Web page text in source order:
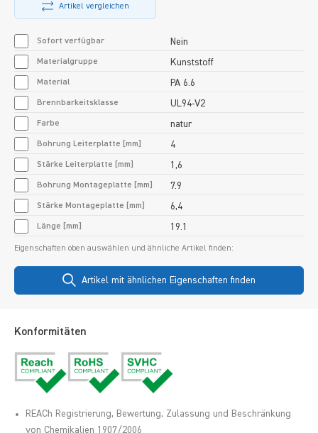
Artikel vergleichen
Sofort verfügbar Nein
Materialgruppe Kunststoff
Material PA 6.6
Brennbarkeitsklasse UL94-V2
Farbe natur
Bohrung Leiterplatte [mm] 4
Stärke Leiterplatte [mm] 1,6
Bohrung Montageplatte [mm] 7.9
Stärke Montageplatte [mm] 6,4
Länge [mm] 19.1
Eigenschaften oben auswählen und ähnliche Artikel finden:
Artikel mit ähnlichen Eigenschaften finden
Konformitäten
REACh Registrierung, Bewertung, Zulassung und Beschränkung
von Chemikalien 1907/2006